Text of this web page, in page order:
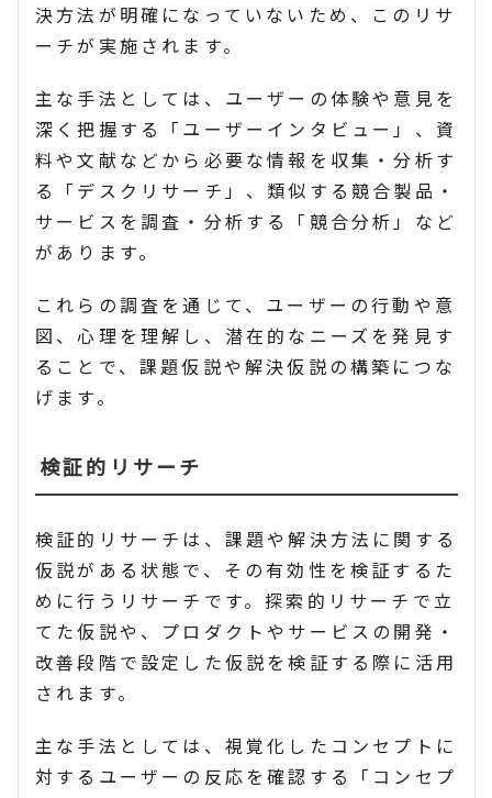
決方法が明確になっていないため、このリサ
ーチが実施されます。
主な手法としては、ユーザーの体験や意見を
深く把握する「ユーザーインタビュー」、資
料や文献などから必要な情報を収集・分析す
る「デスクリサーチ」、類似する競合製品・
サービスを調査・分析する「競合分析」など
があります。
これらの調査を通じて、ユーザーの行動や意
図、心理を理解し、潜在的なニーズを発見す
ることで、課題仮説や解決仮説の構築につな
げます。
検証的リサーチ
検証的リサーチは、課題や解決方法に関する
仮説がある状態で、その有効性を検証するた
めに行うリサーチです。探索的リサーチで立
てた仮説や、プロダクトやサービスの開発・
改善段階で設定した仮説を検証する際に活用
されます。
主な手法としては、視覚化したコンセプトに
対するユーザーの反応を確認する「コンセプ